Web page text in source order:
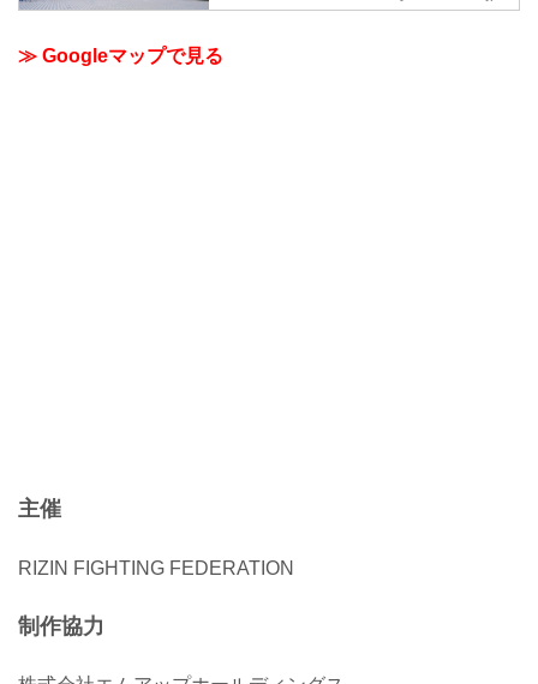
≫ Googleマップで見る
主催
RIZIN FIGHTING FEDERATION
制作協力